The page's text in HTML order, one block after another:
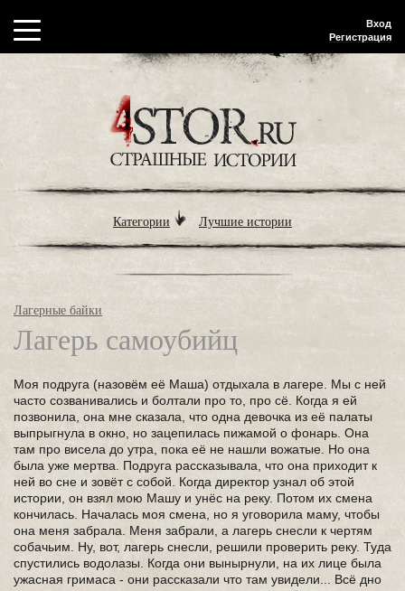
Вход
Регистрация
Категории Лучшие истории
Лагерные байки
Лагерь самоубийц
Моя подруга (назовём её Маша) отдыхала в лагере. Мы с ней
часто созванивались и болтали про то, про сё. Когда я ей
позвонила, она мне сказала, что одна девочка из её палаты
выпрыгнула в окно, но зацепилась пижамой о фонарь. Она
там про висела до утра, пока её не нашли вожатые. Но она
была уже мертва. Подруга рассказывала, что она приходит к
ней во сне и зовёт с собой. Когда директор узнал об этой
истории, он взял мою Машу и унёс на реку. Потом их смена
кончилась. Началась моя смена, но я уговорила маму, чтобы
она меня забрала. Меня забрали, а лагерь снесли к чертям
собачьим. Ну, вот, лагерь снесли, решили проверить реку. Туда
спустились водолазы. Когда они вынырнули, на их лице была
ужасная гримаса - они рассказали что там увидели... Всё дно